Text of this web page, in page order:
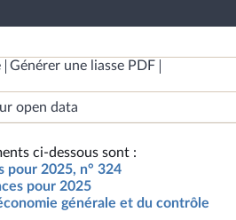
Générer une liasse PDF
open data
ci-dessous sont :
pour 2025, n° 324
pour 2025
générale et du contrôle